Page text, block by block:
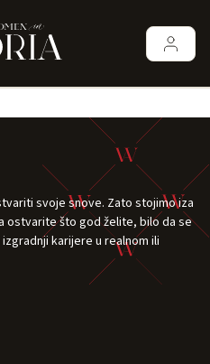
svoje snove. Zato stojimo iza
ostvarite što god želite, bilo da se
karijere u realnom ili